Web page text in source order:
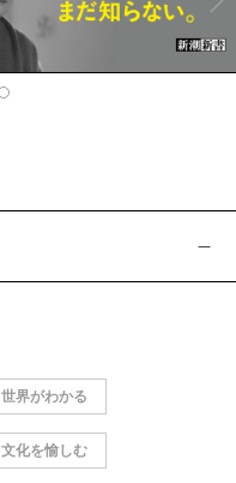
Ne
xt
世界がわかる
文化を愉しむ